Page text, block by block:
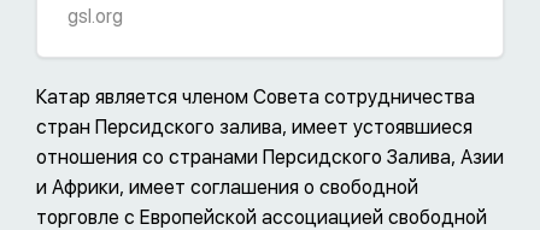
gsl.org
Катар является членом Совета сотрудничества
стран Персидского залива, имеет устоявшиеся
отношения со странами Персидского Залива, Азии
и Африки, имеет соглашения о свободной
торговле с Европейской ассоциацией свободной